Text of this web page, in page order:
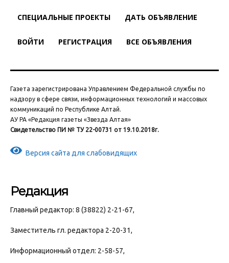
СПЕЦИАЛЬНЫЕ ПРОЕКТЫ ДАТЬ ОБЪЯВЛЕНИЕ
ВОЙТИ РЕГИСТРАЦИЯ ВСЕ ОБЪЯВЛЕНИЯ
Газета зарегистрирована Управлением Федеральной службы по
надзору в сфере связи, информационных технологий и массовых
коммуникаций по Республике Алтай.
АУ РА «Редакция газеты «Звезда Алтая»
Свидетельство ПИ № ТУ 22-00731 от 19.10.2018г.
Версия сайта для слабовидящих
Редакция
Главный редактор: 8 (38822) 2-21-67,
Заместитель гл. редактора 2-20-31,
Информационный отдел: 2-58-57,